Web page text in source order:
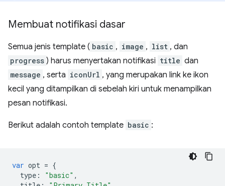
Membuat notifikasi dasar
Semua jenis template ( basic , image , list , dan
progress ) harus menyertakan notifikasi title dan
message , serta iconUrl , yang merupakan link ke ikon
kecil yang ditampilkan di sebelah kiri untuk menampilkan
pesan notifikasi.
Berikut adalah contoh template basic :
var opt = {
type : "basic" ,